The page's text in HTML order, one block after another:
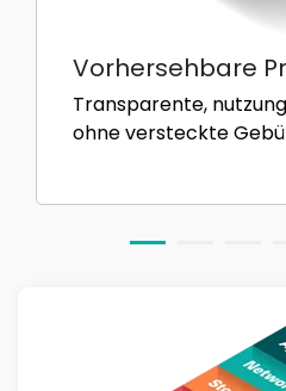
Vorhersehbare
Transparente,
ohne versteckte